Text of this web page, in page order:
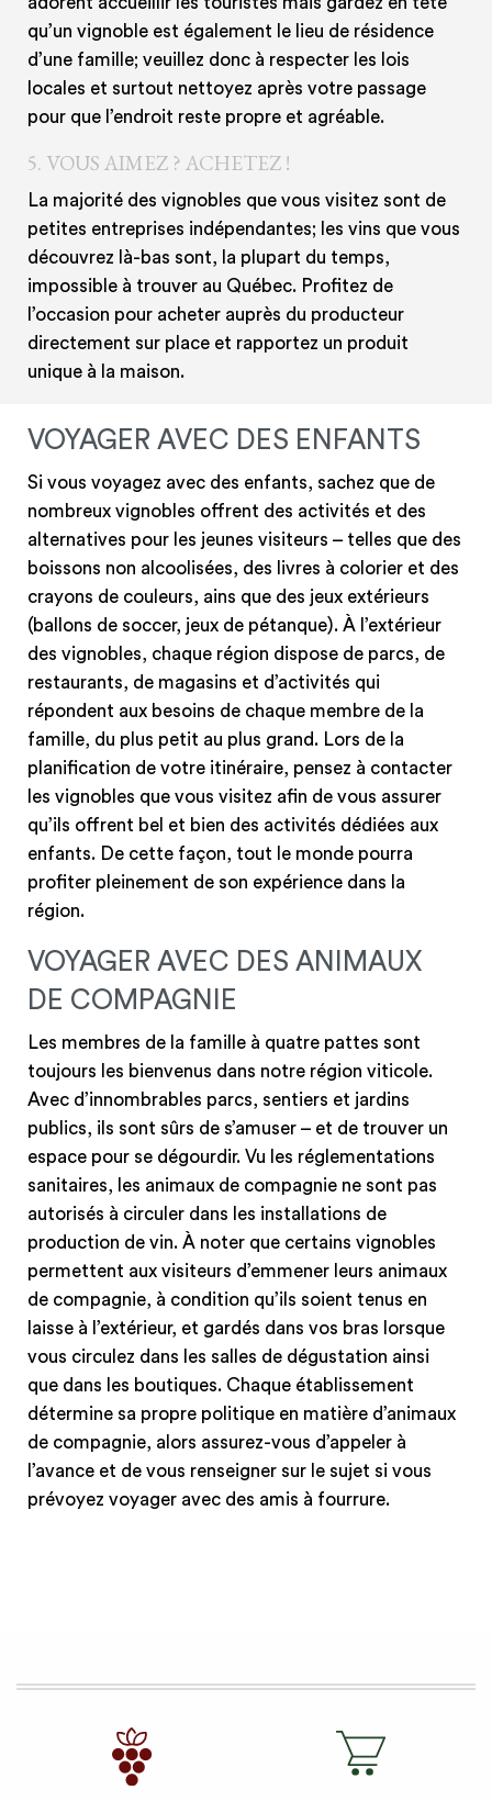
qu’un vignoble est également le lieu de résidence
d’une famille; veuillez donc à respecter les lois
locales et surtout nettoyez après votre passage
pour que l’endroit reste propre et agréable.
5. VOUS AIMEZ ? ACHETEZ !
La majorité des vignobles que vous visitez sont de
petites entreprises indépendantes; les vins que vous
découvrez là-bas sont, la plupart du temps,
impossible à trouver au Québec. Profitez de
l’occasion pour acheter auprès du producteur
directement sur place et rapportez un produit
unique à la maison.
VOYAGER AVEC DES ENFANTS
Si vous voyagez avec des enfants, sachez que de
nombreux vignobles offrent des activités et des
alternatives pour les jeunes visiteurs – telles que des
boissons non alcoolisées, des livres à colorier et des
crayons de couleurs, ains que des jeux extérieurs
(ballons de soccer, jeux de pétanque). À l’extérieur
des vignobles, chaque région dispose de parcs, de
restaurants, de magasins et d’activités qui
répondent aux besoins de chaque membre de la
famille, du plus petit au plus grand. Lors de la
planification de votre itinéraire, pensez à contacter
les vignobles que vous visitez afin de vous assurer
qu’ils offrent bel et bien des activités dédiées aux
enfants. De cette façon, tout le monde pourra
profiter pleinement de son expérience dans la
région.
VOYAGER AVEC DES ANIMAUX
DE COMPAGNIE
Les membres de la famille à quatre pattes sont
toujours les bienvenus dans notre région viticole.
Avec d’innombrables parcs, sentiers et jardins
publics, ils sont sûrs de s’amuser – et de trouver un
espace pour se dégourdir. Vu les réglementations
sanitaires, les animaux de compagnie ne sont pas
autorisés à circuler dans les installations de
production de vin. À noter que certains vignobles
permettent aux visiteurs d’emmener leurs animaux
de compagnie, à condition qu’ils soient tenus en
laisse à l’extérieur, et gardés dans vos bras lorsque
vous circulez dans les salles de dégustation ainsi
que dans les boutiques. Chaque établissement
détermine sa propre politique en matière d’animaux
de compagnie, alors assurez-vous d’appeler à
l’avance et de vous renseigner sur le sujet si vous
prévoyez voyager avec des amis à fourrure.